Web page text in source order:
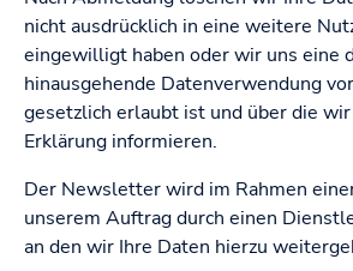
nicht ausdrücklich in eine weitere
eingewilligt haben oder wir uns eine
hinausgehende Datenverwendung
gesetzlich erlaubt ist und über die
Erklärung informieren.
Der Newsletter wird im Rahmen
unserem Auftrag durch einen
an den wir Ihre Daten hierzu